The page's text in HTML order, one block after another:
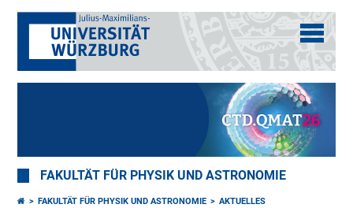
FAKULTÄT FÜR PHYSIK UND ASTRONOMIE
FAKULTÄT FÜR PHYSIK UND ASTRONOMIE
AKTUELLES